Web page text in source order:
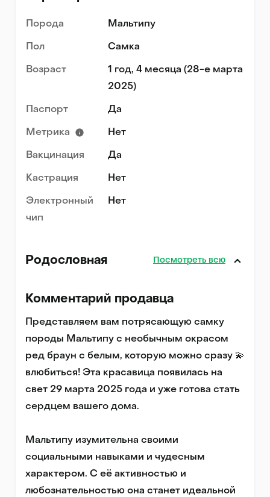
Порода Мальтипу
Пол Самка
Возраст
1 год, 4 месяца (28-е марта
2025)
Паспорт Да
Метрика Нет
Вакцинация Да
Кастрация Нет
Электронный
чип
Нет
Родословная Посмотреть всю
Комментарий продавца
Представляем вам потрясающую самку
породы Мальтипу с необычным окрасом
ред браун с белым, которую можно сразу 💫
влюбиться! Эта красавица появилась на
свет 29 марта 2025 года и уже готова стать
сердцем вашего дома.
Мальтипу изумительна своими
социальными навыками и чудесным
характером. С её активностью и
любознательностью она станет идеальной